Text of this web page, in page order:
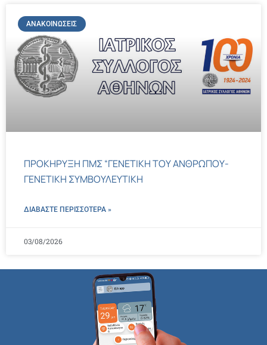
ΑΝΑΚΟΙΝΏΣΕΙΣ
ΠΡΟΚΗΡΥΞΗ ΠΜΣ “ΓΕΝΕΤΙΚΗ ΤΟΥ ΑΝΘΡΩΠΟΥ-
ΓΕΝΕΤΙΚΗ ΣΥΜΒΟΥΛΕΥΤΙΚΗ
ΔΙΑΒΑΣΤΕ ΠΕΡΙΣΣΌΤΕΡΑ »
03/08/2026